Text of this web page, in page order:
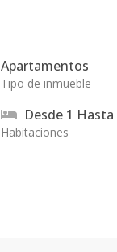
Apartamentos
Tipo de inmueble
Desde 1 Hasta
Habitaciones